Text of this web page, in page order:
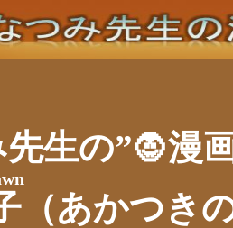
生の”🧛漫
（あかつき